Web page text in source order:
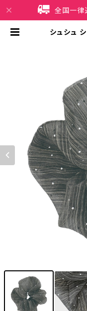
全国一律
シュシュ